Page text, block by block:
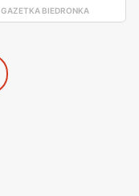
GAZETKA BIEDRONKA